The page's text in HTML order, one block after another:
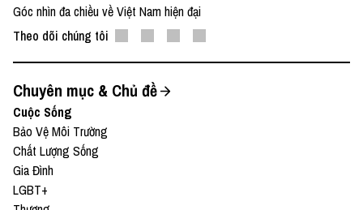
Góc nhìn đa chiều về Việt Nam hiện đại
Theo dõi chúng tôi
Chuyên mục & Chủ đề
Cuộc Sống
Bảo Vệ Môi Trường
Chất Lượng Sống
Gia Đình
LGBT+